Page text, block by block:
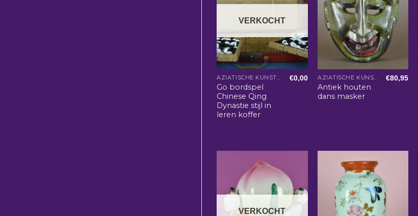
VERKOCHT
AZIATISCHE KUNST EN WOONACCESSOIRES
Go bordspel
Chinese Qing
Dynastie stijl in
leren koffer
€0,00 AZIATISCHE KUNST EN WOONACCESSOIRES
Antiek houten
dans masker
€80,95
VERKOCHT